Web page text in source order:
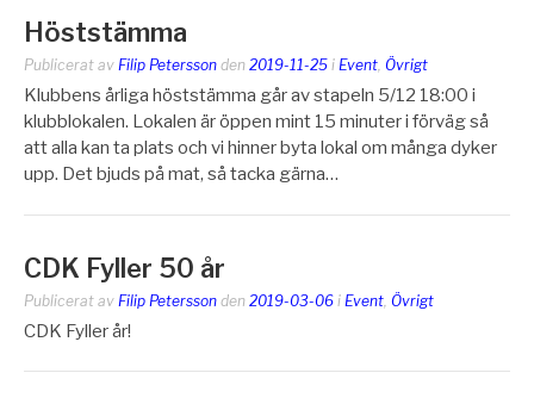
Höststämma
Publicerat av Filip Petersson den 2019-11-25 i Event, Övrigt
Klubbens årliga höststämma går av stapeln 5/12 18:00 i
klubblokalen. Lokalen är öppen mint 15 minuter i förväg så
att alla kan ta plats och vi hinner byta lokal om många dyker
upp. Det bjuds på mat, så tacka gärna…
CDK Fyller 50 år
Publicerat av Filip Petersson den 2019-03-06 i Event Övrigt
CDK Fyller år!